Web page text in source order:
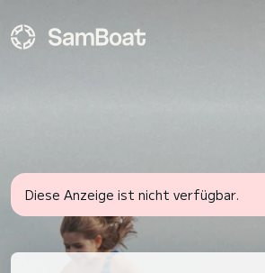
Diese Anzeige ist nicht verfügbar.